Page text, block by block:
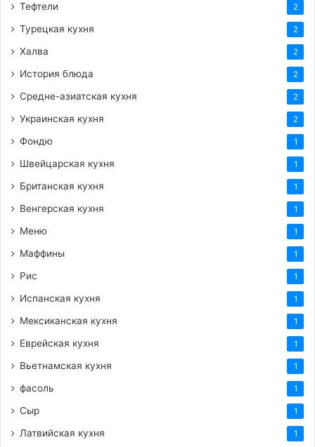
Тефтели 2
Турецкая кухня 2
Халва 2
История блюда 2
Средне-азиатская кухня 2
Украинская кухня 2
Фондю 1
Швейцарская кухня 1
Британская кухня 1
Венгерская кухня 1
Меню 1
Маффины 1
Рис 1
Испанская кухня 1
Мексиканская кухня 1
Еврейская кухня 1
Вьетнамская кухня 1
фасоль 1
Сыр 1
Латвийская кухня 1